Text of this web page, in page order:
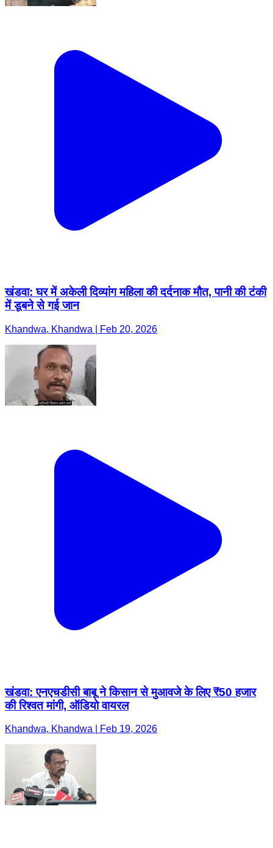
खंडवा: घर में अकेली दिव्यांग महिला की दर्दनाक मौत, पानी की टंकी
में डूबने से गई जान
Khandwa, Khandwa | Feb 20, 2026
खंडवा: एनएचडीसी बाबू ने किसान से मुआवजे के लिए ₹50 हजार
की रिश्वत मांगी, ऑडियो वायरल
Khandwa, Khandwa | Feb 19, 2026